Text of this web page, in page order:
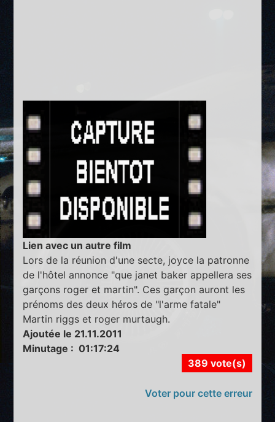
Lien avec un autre film
Lors de la réunion d'une secte, joyce la patronne
de l'hôtel annonce "que janet baker appellera ses
garçons roger et martin". Ces garçon auront les
prénoms des deux héros de "l'arme fatale"
Martin riggs et roger murtaugh.
Ajoutée le 21.11.2011
Minutage : 01:17:24
389 vote(s)
Voter pour cette erreur